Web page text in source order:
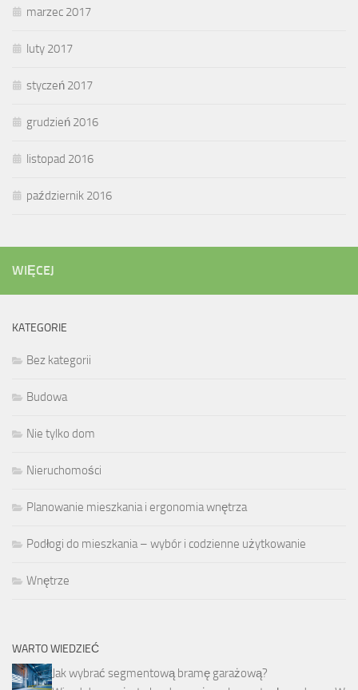
marzec 2017
luty 2017
styczeń 2017
grudzień 2016
listopad 2016
październik 2016
WIĘCEJ
KATEGORIE
Bez kategorii
Budowa
Nie tylko dom
Nieruchomości
Planowanie mieszkania i ergonomia wnętrza
Podłogi do mieszkania – wybór i codzienne użytkowanie
Wnętrze
WARTO WIEDZIEĆ
Jak wybrać segmentową bramę garażową?